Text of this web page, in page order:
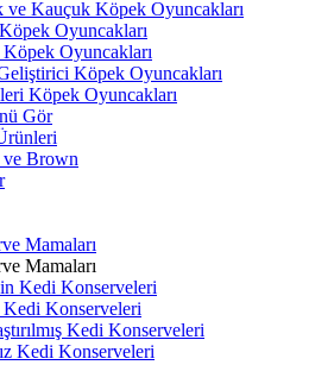
ve Kauçuk Köpek Oyuncakları
Oyuncakları
Oyuncakları
Köpek Oyuncakları
Köpek Oyuncakları
Gör
Brown
Mamaları
Mamaları
Kedi Konserveleri
Konserveleri
Kedi Konserveleri
Kedi Konserveleri